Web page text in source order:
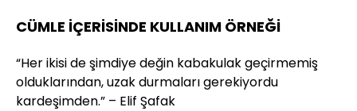
CÜMLE İÇERİSİNDE KULLANIM ÖRNEĞİ
“Her ikisi de şimdiye değin kabakulak geçirmemiş
olduklarından, uzak durmaları gerekiyordu
kardeşimden.” – Elif Şafak